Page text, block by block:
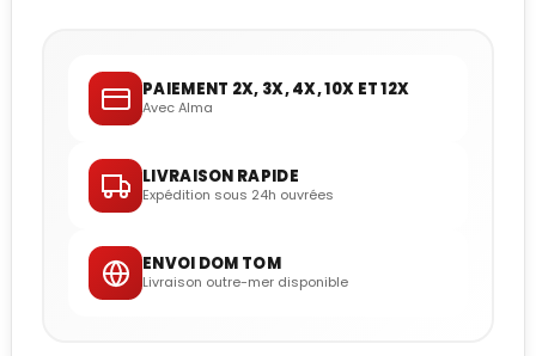
PAIEMENT 2X, 3X, 4X, 10X ET 12X
Avec Alma
LIVRAISON RAPIDE
Expédition sous 24h ouvrées
ENVOI DOM TOM
Livraison outre-mer disponible